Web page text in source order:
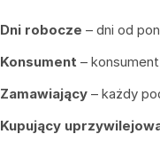
Dni robocze – dni od
Konsument –
Zamawiający – każdy
Kupujący